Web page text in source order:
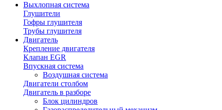
Выхлопная система
Глушители
Гофры глушителя
Трубы глушителя
Двигатель
Крепление двигателя
Клапан EGR
Впускная система
Воздушная система
Двигатели столбом
Двигатель в разборе
Блок цилиндров